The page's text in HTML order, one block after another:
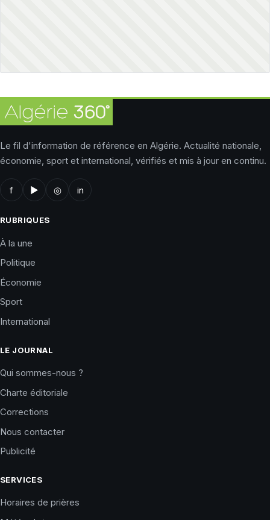
Le fil d'information de référence en Algérie. Actualité nationale,
économie, sport et international, vérifiés et mis à jour en continu.
f ▶ ◎ in
RUBRIQUES
À la une
Politique
Économie
Sport
International
LE JOURNAL
Qui sommes-nous ?
Charte éditoriale
Corrections
Nous contacter
Publicité
SERVICES
Horaires de prières